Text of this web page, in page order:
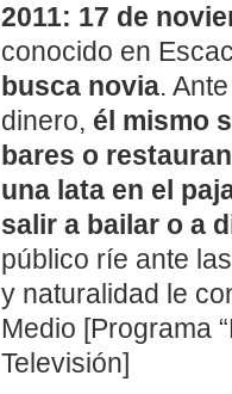
2011: 17 de
conocido en
busca novia.
dinero, él mismo
bares o
una lata en el
salir a bailar o a
público ríe ante
y naturalidad le
Medio [Programa
Televisión]